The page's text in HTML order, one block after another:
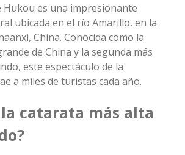
Hukou es una impresionante
ubicada en el río Amarillo, en la
China. Conocida como la
de China y la segunda más
este espectáculo de la
a miles de turistas cada año.
la catarata más alta